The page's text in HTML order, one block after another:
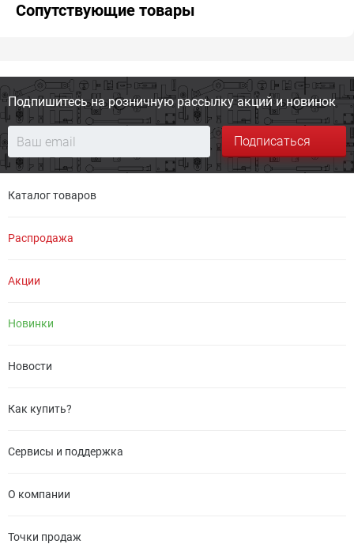
Сопутствующие товары
Подпишитесь на розничную рассылку акций и новинок
Подписаться
Каталог товаров
Распродажа
Акции
Новинки
Новости
Как купить?
Сервисы и поддержка
О компании
Точки продаж